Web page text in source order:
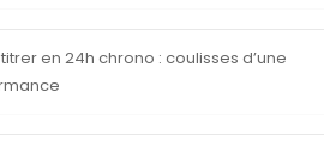
en 24h chrono : coulisses d’une